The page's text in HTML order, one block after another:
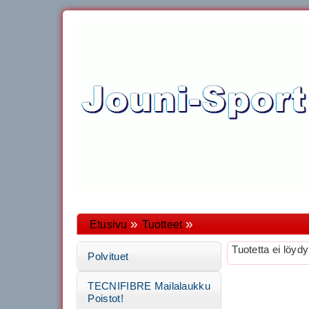
Etusivu » Tuotteet»
Tuotetta ei
Polvituet
TECNIFIBRE Mailalaukku
Poistot!